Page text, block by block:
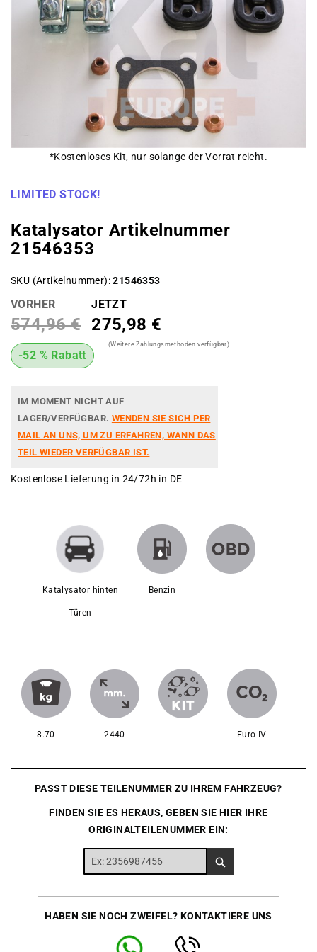
*Kostenloses Kit, nur solange der Vorrat reicht.
LIMITED STOCK!
Katalysator Artikelnummer
21546353
SKU (Artikelnummer) 21546353
VORHER
574,96 €
JETZT
275,98 €
-52 % Rabatt
(Weitere Zahlungsmethoden verfügbar)
IM MOMENT NICHT AUF
LAGER/VERFÜGBAR. WENDEN SIE SICH PER
MAIL AN UNS, UM ZU ERFAHREN, WANN DAS
TEIL WIEDER VERFÜGBAR IST.
Kostenlose Lieferung in 24/72h in DE
Katalysator hinten
Türen
Benzin
8.70 2440 Euro IV
PASST DIESE TEILENUMMER ZU IHREM FAHRZEUG?
FINDEN SIE ES HERAUS, GEBEN SIE HIER IHRE
ORIGINALTEILENUMMER EIN:
HABEN SIE NOCH ZWEIFEL? KONTAKTIERE UNS